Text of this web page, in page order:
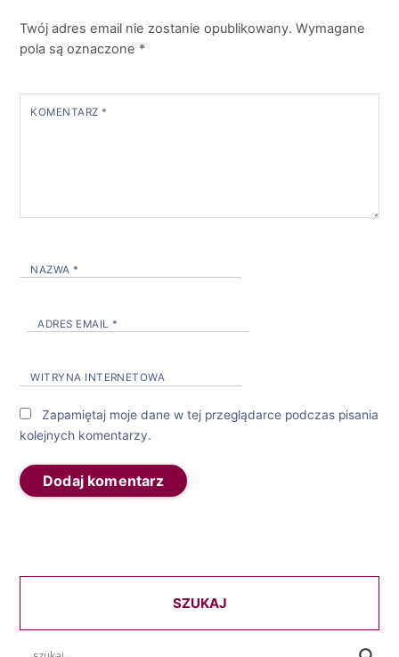
Twój adres email nie zostanie opublikowany. Wymagane
pola są oznaczone *
KOMENTARZ *
NAZWA *
ADRES EMAIL *
WITRYNA INTERNETOWA
Zapamiętaj moje dane w tej przeglądarce podczas pisania
kolejnych komentarzy.
SZUKAJ